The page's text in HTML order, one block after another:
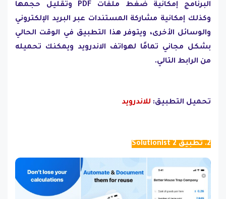
البرنامج إمكانية ضغط ملفات PDF وتقليل حجمها
وكذلك إمكانية مشاركة المستندات عبر البريد الإلكتروني
والوسائل الأخرى، ويتوفر هذا التطبيق في الوقت الحالي
بشكل مجاني تمامًا لهواتف الاندرويد ويمكنك تحميله
من الرابط التالي.
تحميل التطبيق: للاندرويد
2. تطبيق Solutionist 2